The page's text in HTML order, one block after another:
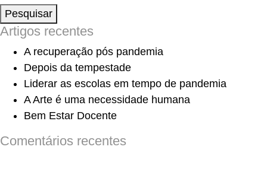
Pesquisar
Artigos recentes
A recuperação pós pandemia
Depois da tempestade
Liderar as escolas em tempo de pandemia
A Arte é uma necessidade humana
Bem Estar Docente
Comentários recentes